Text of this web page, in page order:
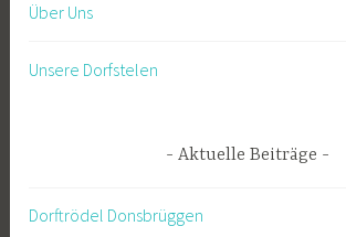
Über Uns
Unsere Dorfstelen
Aktuelle Beiträge
Dorftrödel Donsbrüggen